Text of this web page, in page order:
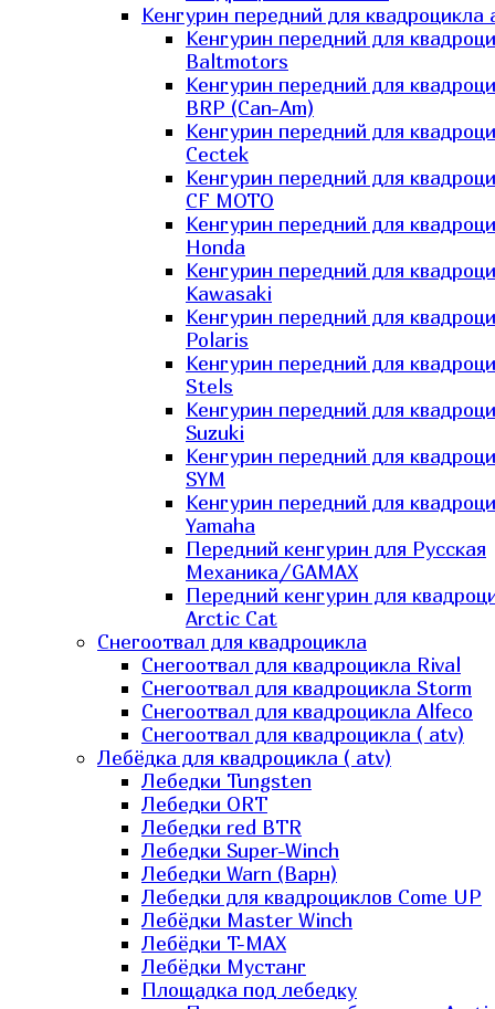
Кенгурин передний для квадроцикла
Кенгурин передний для
Baltmotors
Кенгурин передний для
BRP (Can-Am)
Кенгурин передний для
Cectek
Кенгурин передний для
CF MOTO
Кенгурин передний для
Honda
Кенгурин передний для
Kawasaki
Кенгурин передний для
Polaris
Кенгурин передний для
Stels
Кенгурин передний для
Suzuki
Кенгурин передний для
SYM
Кенгурин передний для
Yamaha
Передний кенгурин для Русская
Механика/GAMAX
Передний кенгурин для
Arctic Cat
Снегоотвал для квадроцикла
Снегоотвал для квадроцикла Rival
Снегоотвал для квадроцикла Storm
Снегоотвал для квадроцикла Alfeco
Снегоотвал для квадроцикла ( atv)
Лебёдка для квадроцикла ( atv)
Лебедки Tungsten
Лебедки ORT
Лебедки red BTR
Лебедки Super-Winch
Лебедки Warn (Варн)
Лебедки для квадроциклов Come UP
Лебёдки Master Winch
Лебёдки T-MAX
Лебёдки Мустанг
Площадка под лебедку